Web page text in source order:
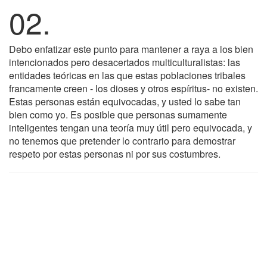
02.
Debo enfatizar este punto para mantener a raya a los bien
intencionados pero desacertados multiculturalistas: las
entidades teóricas en las que estas poblaciones tribales
francamente creen - los dioses y otros espíritus- no existen.
Estas personas están equivocadas, y usted lo sabe tan
bien como yo. Es posible que personas sumamente
inteligentes tengan una teoría muy útil pero equivocada, y
no tenemos que pretender lo contrario para demostrar
respeto por estas personas ni por sus costumbres.